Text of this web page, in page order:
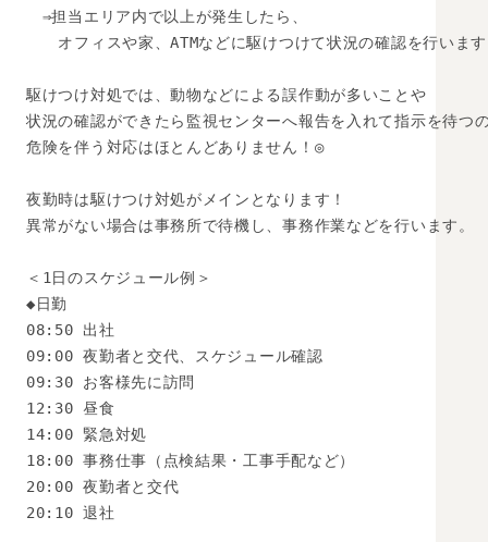
⇒担当エリア内で以上が発生したら、
オフィスや家、ATMなどに駆けつけて状況の確認を行いま
駆けつけ対処では、動物などによる誤作動が多いことや
状況の確認ができたら監視センターへ報告を入れて指示を待つ
危険を伴う対応はほとんどありません！◎
夜勤時は駆けつけ対処がメインとなります！
異常がない場合は事務所で待機し、事務作業などを行います。
＜1日のスケジュール例＞
◆日勤
08:50 出社
09:00 夜勤者と交代、スケジュール確認
09:30 お客様先に訪問
12:30 昼食
14:00 緊急対処
18:00 事務仕事（点検結果・工事手配など）
20:00 夜勤者と交代
20:10 退社